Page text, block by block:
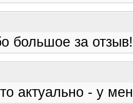
большое за
актуально - у